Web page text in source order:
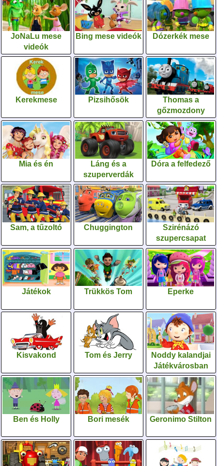
JoNaLu mese
videók
Bing mese videók Dózerkék mese
Kerekmese Pizsihősök
Thomas a
gőzmozdony
Mia és én
Láng és a
szuperverdák
Dóra a felfedező
Sam, a tűzoltó Chuggington
Szirénázó
szupercsapat
Játékok Trükkös Tom Eperke
Kisvakond Tom és Jerry
Noddy kalandjai
Játékvárosban
Ben és Holly Bori mesék Geronimo Stilton